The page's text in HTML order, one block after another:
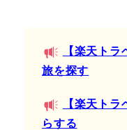
【楽天ト
旅を探す
【楽天ト
らする